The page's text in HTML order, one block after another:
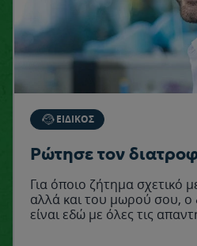
ΕΙΔΙΚΟΣ
Ρώτησε τον
Για όποιο ζήτημα σχετικό
αλλά και του μωρού σου, ο
είναι εδώ με όλες τις